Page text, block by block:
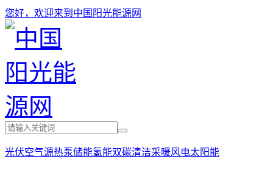
您好，欢迎来到中国阳光能源网
光伏空气源热泵储能氢能双碳清洁采暖风电太阳能